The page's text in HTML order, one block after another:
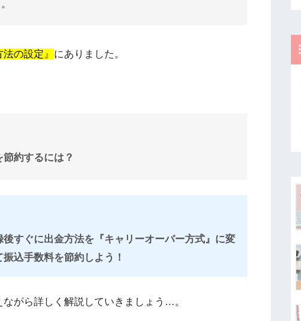
の設定』 にありました。
約するには？
すぐに出金方法を『キャリーオーバー方式』に変
込手数料を節約しよう！
がら詳しく解説していきましょう…。